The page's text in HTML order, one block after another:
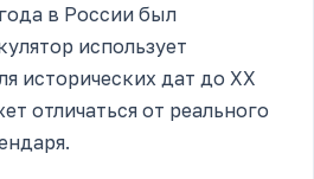
в России был
использует
исторических дат до XX
отличаться от реального